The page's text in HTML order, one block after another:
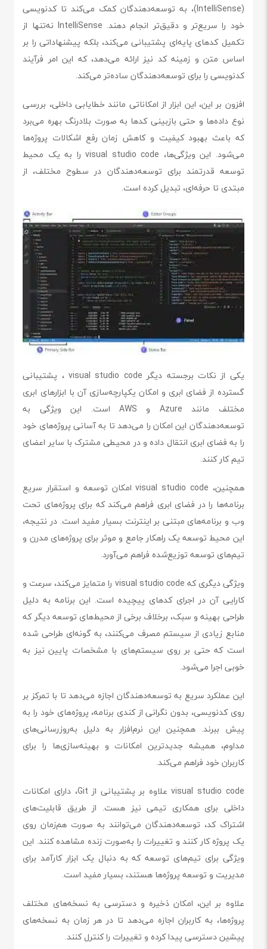
(IntelliSense)، به توسعه‌دهندگان کمک می‌کند تا کدنویسی
خود را سریع‌تر و دقیق‌تر انجام دهند. IntelliSense نه‌تنها از
تکمیل کدهای پایه‌ای پشتیبانی می‌کند، بلکه پیشنهاداتی را بر
اساس متن و زمینه کد نیز ارائه می‌دهد، که این امر فرآیند
کدنویسی را برای توسعه‌دهندگان ساده‌تر می‌کند.
افزون بر این، این ابزار از امکاناتی مانند خطایابی داخلی، بررسی
نوع داده‌ها و حتی بازبینی کدها به صورت بلادرنگ بهره می‌برد
که باعث بهبود کیفیت و کاهش زمان رفع اشکالات پروژه‌ها
می‌شود. این ویژگی‌ها، visual studio code را به یک محیط
توسعه قدرتمند برای توسعه‌دهندگان در سطوح مختلف، از
مبتدی تا حرفه‌ای، تبدیل کرده است.
یکی از نکات برجسته دیگر visual studio code ، پشتیبانی
گسترده از فضای ابری و امکان یکپارچه‌سازی آن با ابزارهای ابری
مختلف مانند Azure و AWS است. این ویژگی به
توسعه‌دهندگان این امکان را می‌دهد تا به آسانی پروژه‌های خود
را به فضای ابری انتقال داده و در محیطی مشترک با سایر اعضای
تیم کار کنند.
همچنین، visual studio code امکان توسعه و استقرار سریع
برنامه‌ها را در فضای ابری فراهم می‌کند که برای پروژه‌های تحت
وب و برنامه‌های مبتنی بر اینترنت بسیار مفید است. در نتیجه،
این محیط توسعه یک راهکار جامع و موثر برای پروژه‌های مدرن و
تیم‌های توسعه توزیع‌شده فراهم می‌آورد.
ویژگی دیگری که visual studio code را متمایز می‌کند، سرعت و
کارایی آن در اجرای کدهای پیچیده است. این برنامه به دلیل
طراحی بهینه و سبک، برخلاف برخی از محیط‌های توسعه دیگر که
منابع زیادی از سیستم مصرف می‌کنند، به گونه‌ای طراحی شده
است که حتی بر روی سیستم‌های با مشخصات پایین نیز به
خوبی اجرا می‌شود.
این عملکرد سریع به توسعه‌دهندگان اجازه می‌دهد تا با تمرکز بر
روی کدنویسی، بدون نگرانی از کندی برنامه، پروژه‌های خود را به
پیش ببرند. همچنین این نرم‌افزار به دلیل به‌روزرسانی‌های
مداوم، همیشه جدیدترین امکانات و بهینه‌سازی‌ها را برای
کاربران خود فراهم می‌کند.
visual studio code علاوه بر پشتیبانی از Git، دارای امکانات
داخلی برای همکاری تیمی نیز هست. از طریق قابلیت‌های
اشتراک کد، توسعه‌دهندگان می‌توانند به صورت هم‌زمان روی
یک پروژه کار کنند و تغییرات را به‌صورت زنده مشاهده کنند. این
ویژگی برای تیم‌های توسعه که به دنبال یک ابزار کارآمد برای
مدیریت و توسعه پروژه‌ها هستند، بسیار مفید است.
علاوه بر این، امکان ذخیره و دسترسی به نسخه‌های مختلف
پروژه‌ها، به کاربران اجازه می‌دهد تا در هر زمان به نسخه‌های
پیشین دسترسی پیدا کرده و تغییرات را کنترل کنند.